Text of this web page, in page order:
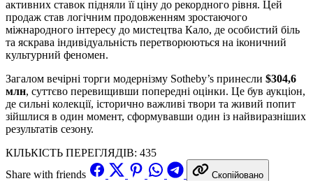
активних ставок підняли її ціну до рекордного рівня. Цей
продаж став логічним продовженням зростаючого
міжнародного інтересу до мистецтва Кало, де особистий біль
та яскрава індивідуальність перетворюються на іконичний
культурний феномен.
Загалом вечірні торги модернізму Sotheby’s принесли $304,6
млн, суттєво перевищивши попередні оцінки. Це був аукціон,
де сильні колекції, історично важливі твори та живий попит
зійшлися в один момент, сформувавши один із найвиразніших
результатів сезону.
КІЛЬКІСТЬ ПЕРЕГЛЯДІВ: 435
Share with friends
Скопійовано